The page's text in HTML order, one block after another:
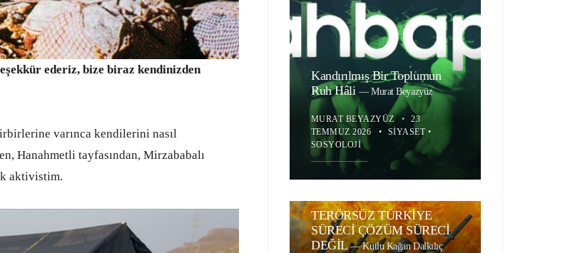
ederiz, bize biraz kendinizden
varınca kendilerini nasıl
Hanahmetli tayfasından, Mirzababalı
aktivistim.
Kandırılmış Bir Toplumun
Ruh Hâli —Murat Beyazyüz
MURAT BEYAZYÜZ •
23
TEMMUZ 2026
• SIYASET•
SOSYOLOJI
TERÖRSÜZ TÜRKİYE
SÜRECİ ÇÖZÜM SÜRECİ
DEĞİL—Kutlu Kağan Dalkılıç